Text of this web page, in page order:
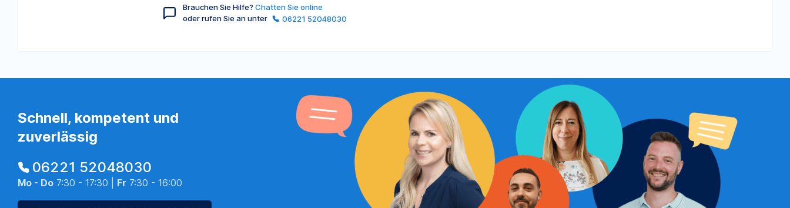
Brauchen Sie Hilfe? Chatten Sie online
oder rufen Sie an unter
06221 52048030
Schnell, kompetent und
zuverlässig
06221 52048030
Mo - Do 7:30 - 17:30 | Fr 7:30 - 16:00